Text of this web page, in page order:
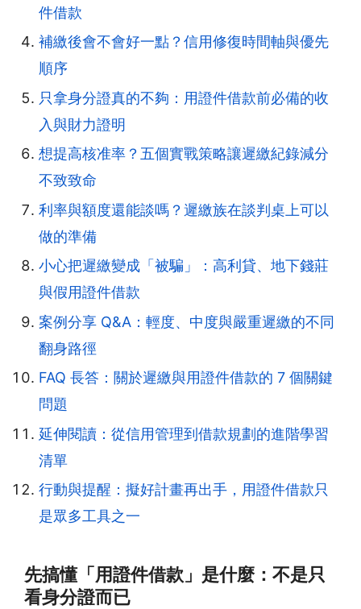
件借款
補繳後會不會好一點？信用修復時間軸與優先
順序
只拿身分證真的不夠：用證件借款前必備的收
入與財力證明
想提高核准率？五個實戰策略讓遲繳紀錄減分
不致致命
利率與額度還能談嗎？遲繳族在談判桌上可以
做的準備
小心把遲繳變成「被騙」：高利貸、地下錢莊
與假用證件借款
案例分享 Q&A：輕度、中度與嚴重遲繳的不同
翻身路徑
FAQ 長答：關於遲繳與用證件借款的 7 個關鍵
問題
延伸閱讀：從信用管理到借款規劃的進階學習
清單
行動與提醒：擬好計畫再出手，用證件借款只
是眾多工具之一
先搞懂「用證件借款」是什麼：不是只
看身分證而已